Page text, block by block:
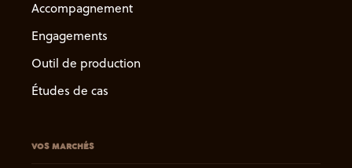
Accompagnement
Engagements
Outil de production
Études de cas
VOS MARCHÉS